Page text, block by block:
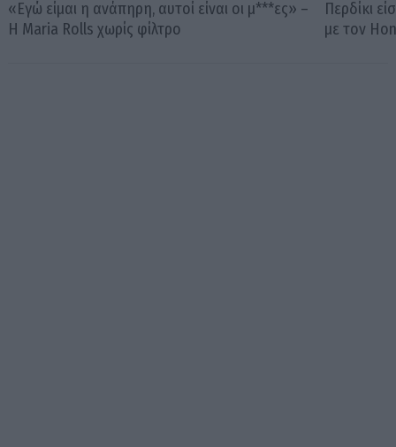
«Εγώ είμαι η ανάπηρη, αυτοί είναι οι μ***ες» –
Η Maria Rolls χωρίς φίλτρο
Περδίκι
με τον